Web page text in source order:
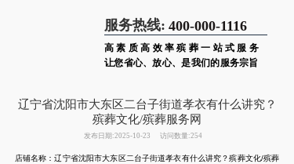
服务热线: 400-000-1116
高素质高效率殡葬一站式服务
让您省心、放心、是我们的服务宗旨
辽宁省沈阳市大东区二台子街道孝衣有什么讲究？
殡葬文化/殡葬服务网
发布日期:2025-10-23 访问数量:254
店铺名称：辽宁省沈阳市大东区二台子街道孝衣有什么讲究？殡葬文化/殡葬